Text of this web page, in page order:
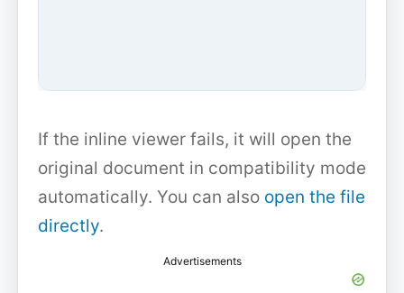
If the inline viewer fails, it will open the
original document in compatibility mode
automatically. You can also open the file
directly.
Advertisements